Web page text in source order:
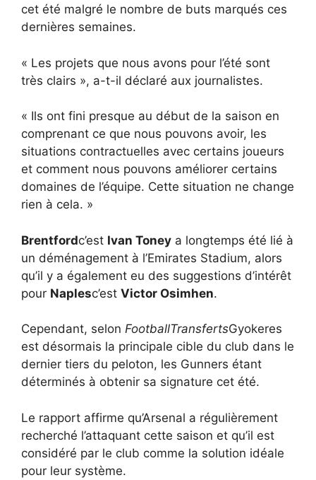
cet été malgré le nombre de buts marqués ces
dernières semaines.
« Les projets que nous avons pour l’été sont
très clairs », a-t-il déclaré aux journalistes.
« Ils ont fini presque au début de la saison en
comprenant ce que nous pouvons avoir, les
situations contractuelles avec certains joueurs
et comment nous pouvons améliorer certains
domaines de l’équipe. Cette situation ne change
rien à cela. »
Brentfordc’est Ivan Toney a longtemps été lié à
un déménagement à l’Emirates Stadium, alors
qu’il y a également eu des suggestions d’intérêt
pour Naplesc’est Victor Osimhen.
Cependant, selon FootballTransfertsGyokeres
est désormais la principale cible du club dans le
dernier tiers du peloton, les Gunners étant
déterminés à obtenir sa signature cet été.
Le rapport affirme qu’Arsenal a régulièrement
recherché l’attaquant cette saison et qu’il est
considéré par le club comme la solution idéale
pour leur système.